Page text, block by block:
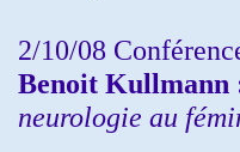
2/10/08
Benoit Kullmann
neurologie au